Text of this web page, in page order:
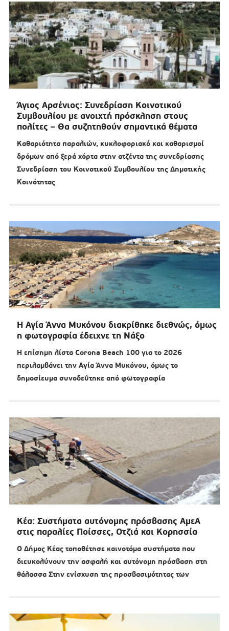
Άγιος Αρσένιος: Συνεδρίαση Κοινοτικού
Συμβουλίου με ανοιχτή πρόσκληση στους
πολίτες – Θα συζητηθούν σημαντικά θέματα
Καθαριότητα παραλιών, κυκλοφοριακό και καθαρισμοί
δρόμων από ξερά χόρτα στην ατζέντα της συνεδρίασης
Συνεδρίαση του Κοινοτικού Συμβουλίου της Δημοτικής
Κοινότητας
Η Αγία Άννα Μυκόνου διακρίθηκε διεθνώς, όμως
η φωτογραφία έδειχνε τη Νάξο
Η επίσημη λίστα Corona Beach 100 για το 2026
περιλαμβάνει την Αγία Άννα Μυκόνου, όμως το
δημοσίευμα συνοδεύτηκε από φωτογραφία
Κέα: Συστήματα αυτόνομης πρόσβασης ΑμεΑ
στις παραλίες Ποίσσες, Οτζιά και Κορησσία
Ο Δήμος Κέας τοποθέτησε καινοτόμα συστήματα που
διευκολύνουν την ασφαλή και αυτόνομη πρόσβαση στη
θάλασσα Στην ενίσχυση της προσβασιμότητας των